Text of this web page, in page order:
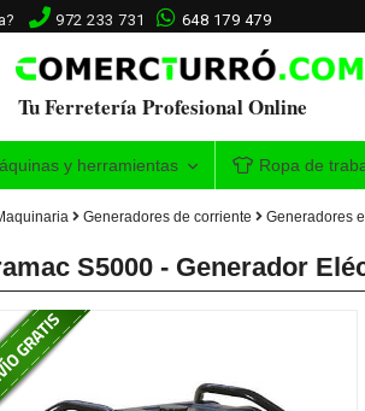
972 233 731 648 179 479
Tu Ferretería Profesional Online
y herramientas Ropa de
Generadores de corriente Generadores
S5000 - Generador